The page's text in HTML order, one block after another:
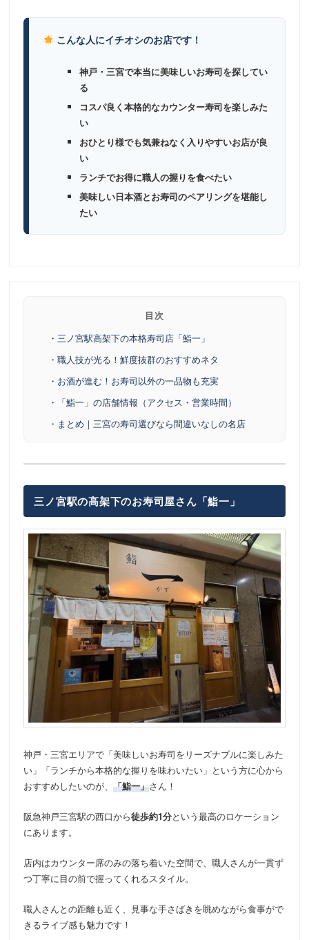
こんな人にイチオシのお店です！
神戸・三宮で本当に美味しいお寿司を探してい
る
コスパ良く本格的なカウンター寿司を楽しみた
い
おひとり様でも気兼ねなく入りやすいお店が良
い
ランチでお得に職人の握りを食べたい
美味しい日本酒とお寿司のペアリングを堪能し
たい
目次
・三ノ宮駅高架下の本格寿司店「鮨一」
・職人技が光る！鮮度抜群のおすすめネタ
・お酒が進む！お寿司以外の一品物も充実
・「鮨一」の店舗情報（アクセス・営業時間）
・まとめ｜三宮の寿司選びなら間違いなしの名店
三ノ宮駅の高架下のお寿司屋さん「鮨一」
神戸・三宮エリアで「美味しいお寿司をリーズナブルに楽しみた
い」「ランチから本格的な握りを味わいたい」という方に心から
おすすめしたいのが、「鮨一」さん！
阪急神戸三宮駅の西口から徒歩約1分という最高のロケーション
にあります。
店内はカウンター席のみの落ち着いた空間で、職人さんが一貫ず
つ丁寧に目の前で握ってくれるスタイル。
職人さんとの距離も近く、見事な手さばきを眺めながら食事がで
きるライブ感も魅力です！